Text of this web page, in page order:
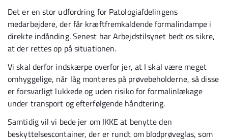
Det er en stor udfordring for Patologiafdelingens
medarbejdere, der får kræftfremkaldende formalindampe i
direkte indånding. Senest har Arbejdstilsynet bedt os sikre,
at der rettes op på situationen.
Vi skal derfor indskærpe overfor jer, at I skal være meget
omhyggelige, når låg monteres på prøvebeholderne, så disse
er forsvarligt lukkede og uden risiko for formalinlækage
under transport og efterfølgende håndtering.
Samtidig vil vi bede jer om IKKE at benytte den
beskyttelsescontainer, der er rundt om blodprøveglas, som